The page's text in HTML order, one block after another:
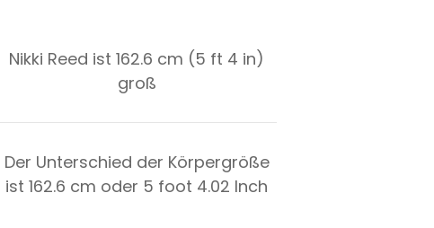
Nikki Reed ist 162.6 cm (5 ft 4 in)
groß
Der Unterschied der Körpergröße
ist162.6 cm oder 5 foot 4.02 Inch